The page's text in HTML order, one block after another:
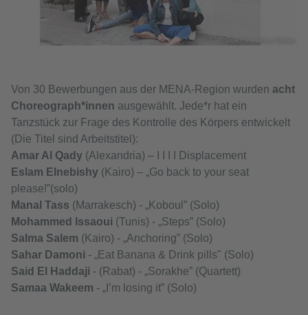
© Goethe-Institut Rabat
Von 30 Bewerbungen aus der MENA-Region wurden acht
Choreograph*innen ausgewählt. Jede*r hat ein
Tanzstück zur Frage des Kontrolle des Körpers entwickelt
(Die Titel sind Arbeitstitel):
Amar Al Qady (Alexandria) – I I I I Displacement
Eslam Elnebishy (Kairo) – „Go back to your seat
please!”(solo)
Manal Tass (Marrakesch) - „Koboul” (Solo)
Mohammed Issaoui (Tunis) - „Steps” (Solo)
Salma Salem (Kairo) - „Anchoring” (Solo)
Sahar Damoni - „Eat Banana & Drink pills" (Solo)
Said El Haddaji - (Rabat) - „Sorakhe” (Quartett)
Samaa Wakeem - „I’m losing it” (Solo)